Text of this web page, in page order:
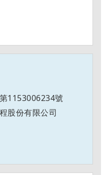
1153006234號
股份有限公司